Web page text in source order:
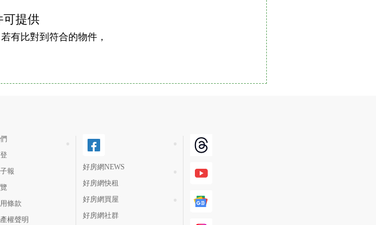
上架日期新 → 舊
刷新時間新 → 舊
月熱門度高 → 低
可提供
有比對到符合的物件，
報
條款
權聲明
好房網NEWS
好房網快租
好房網買屋
好房網社群